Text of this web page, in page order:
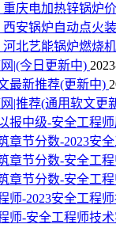
庆电加热锌锅炉
安锅炉自动点火
北艺能锅炉燃烧机
|(今日更新中)
最新推荐(更新中)
|推荐(通用软文更
报中级-安全工程
章节分数-2023安
章节分数-安全工
章节分数-安全工
师-2023安全工程
师-安全工程师技